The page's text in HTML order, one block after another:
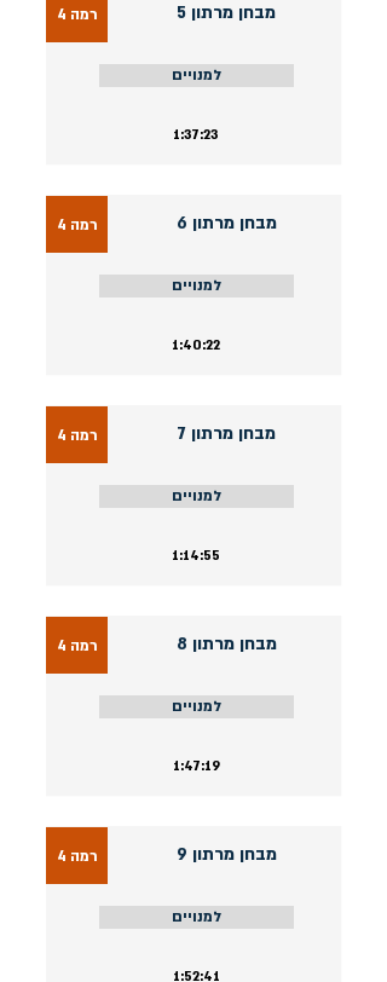
מבחן מרתון 5
למנויים
רמה 4
1:37:23
מבחן מרתון 6
למנויים
רמה 4
1:40:22
מבחן מרתון 7
למנויים
רמה 4
1:14:55
מבחן מרתון 8
למנויים
רמה 4
1:47:19
מבחן מרתון 9
למנויים
רמה 4
1:52:41